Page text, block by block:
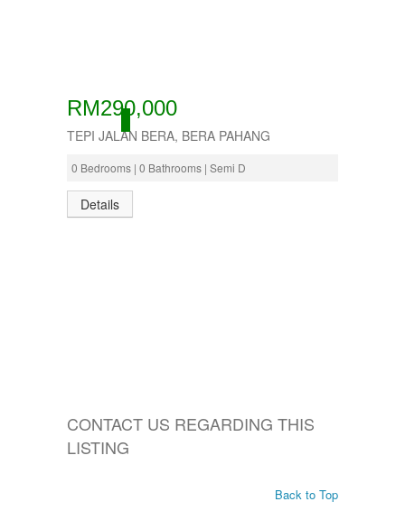
ACTIVE
RM290,000
TEPI JALAN BERA, BERA PAHANG
0 Bedrooms | 0 Bathrooms | Semi D
Details
CONTACT US REGARDING THIS
LISTING
Back to Top